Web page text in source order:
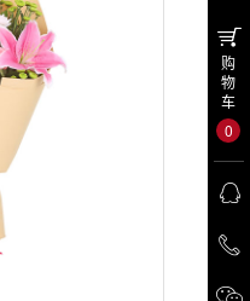
购
物
车
0